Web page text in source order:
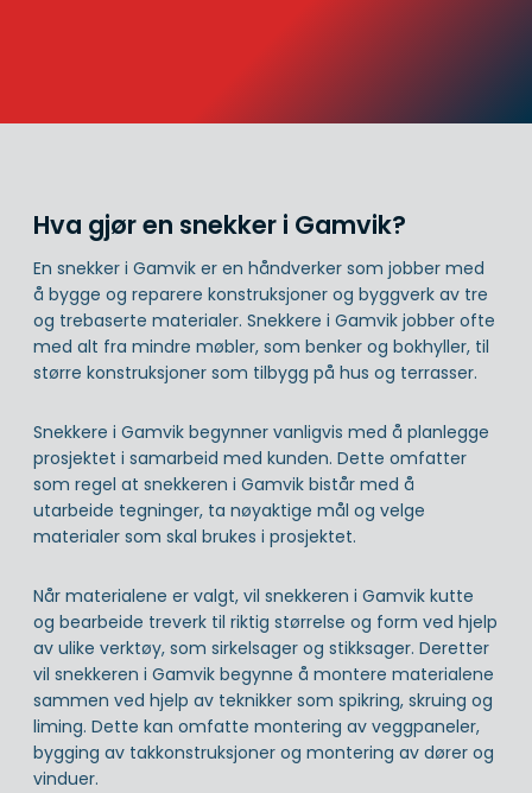
Hva gjør en snekker i Gamvik?
En snekker i Gamvik er en håndverker som jobber med
å bygge og reparere konstruksjoner og byggverk av tre
og trebaserte materialer. Snekkere i Gamvik jobber ofte
med alt fra mindre møbler, som benker og bokhyller, til
større konstruksjoner som tilbygg på hus og terrasser.
Snekkere i Gamvik begynner vanligvis med å planlegge
prosjektet i samarbeid med kunden. Dette omfatter
som regel at snekkeren i Gamvik bistår med å
utarbeide tegninger, ta nøyaktige mål og velge
materialer som skal brukes i prosjektet.
Når materialene er valgt, vil snekkeren i Gamvik kutte
og bearbeide treverk til riktig størrelse og form ved hjelp
av ulike verktøy, som sirkelsager og stikksager. Deretter
vil snekkeren i Gamvik begynne å montere materialene
sammen ved hjelp av teknikker som spikring, skruing og
liming. Dette kan omfatte montering av veggpaneler,
bygging av takkonstruksjoner og montering av dører og
vinduer.